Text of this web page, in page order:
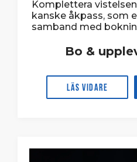
Komplettera
kanske åkpass, som
samband med
Bo &
Läs vidare